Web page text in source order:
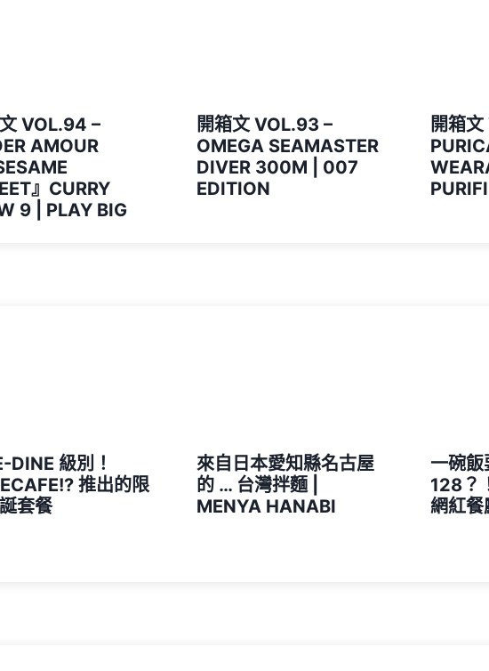
VOL.94 –
AMOUR
』CURRY
9 | PLAY BIG
開箱文 VOL.93 –
OMEGA SEAMASTER
DIVER 300M | 007
EDITION
開箱
DINE 級別！
推出的限
套餐
來自日本愛知縣名古屋
的 … 台灣拌麵 |
MENYA HANABI
一碗飯
128？
網紅